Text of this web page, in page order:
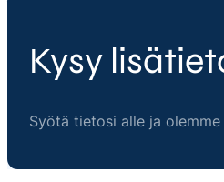
Kysy
Syötä tietosi alle ja